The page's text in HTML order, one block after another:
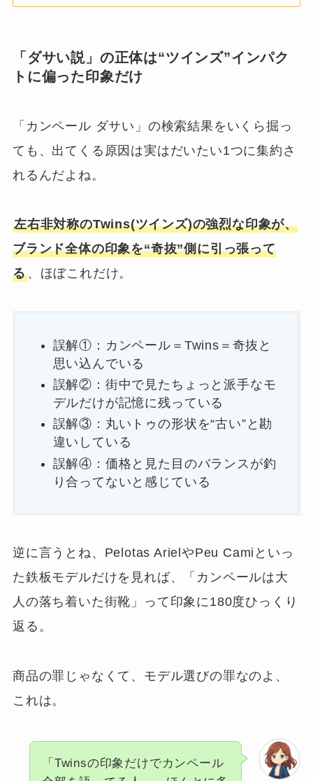
「ダサい説」の正体は“ツインズ”インパク
トに偏った印象だけ
「カンペール ダサい」の検索結果をいくら掘っ
ても、出てくる原因は実はだいたい1つに集約さ
れるんだよね。
左右非対称のTwins(ツインズ)の強烈な印象が、
ブランド全体の印象を“奇抜”側に引っ張って
る、ほぼこれだけ。
誤解①：カンペール＝Twins＝奇抜と
思い込んでいる
誤解②：街中で見たちょっと派手なモ
デルだけが記憶に残っている
誤解③：丸いトゥの形状を“古い”と勘
違いしている
誤解④：価格と見た目のバランスが釣
り合ってないと感じている
逆に言うとね、Pelotas ArielやPeu Camiといっ
た鉄板モデルだけを見れば、「カンペールは大
人の落ち着いた街靴」って印象に180度ひっくり
返る。
商品の罪じゃなくて、モデル選びの罪なのよ、
これは。
「Twinsの印象だけでカンペール